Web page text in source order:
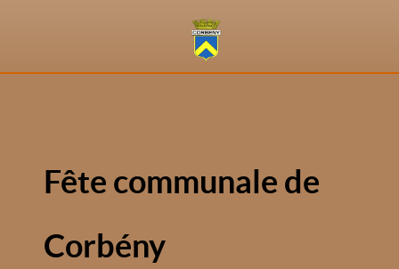
Fête communale de
Corbény